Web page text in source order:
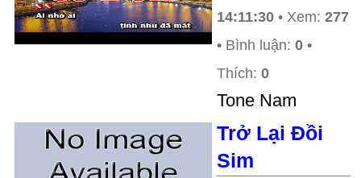
14:11:30 • Xem: 277
• Bình luận: 0 •
Thích: 0
Tone Nam
Trở Lại Đồi
Sim